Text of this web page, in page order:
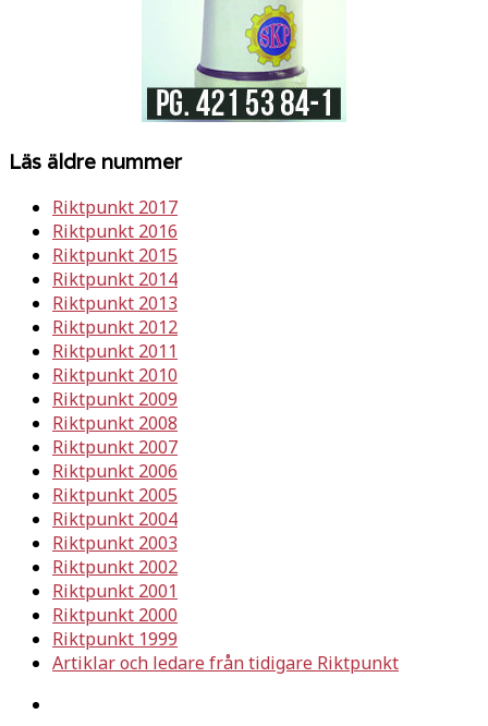
Läs äldre nummer
Riktpunkt 2017
Riktpunkt 2016
Riktpunkt 2015
Riktpunkt 2014
Riktpunkt 2013
Riktpunkt 2012
Riktpunkt 2011
Riktpunkt 2010
Riktpunkt 2009
Riktpunkt 2008
Riktpunkt 2007
Riktpunkt 2006
Riktpunkt 2005
Riktpunkt 2004
Riktpunkt 2003
Riktpunkt 2002
Riktpunkt 2001
Riktpunkt 2000
Riktpunkt 1999
Artiklar och ledare från tidigare Riktpunkt